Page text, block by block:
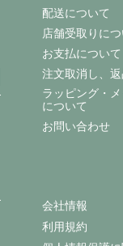
配送について
店舗受取りにつ
お支払について
注文取消し、
ラッピング・
について
お問い合わせ
会社情報
利用規約